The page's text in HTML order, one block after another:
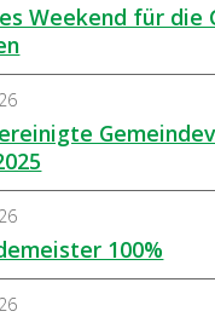
Weekend für die
100%